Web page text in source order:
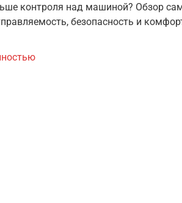
контроля над машиной? Обзор
безопасность и